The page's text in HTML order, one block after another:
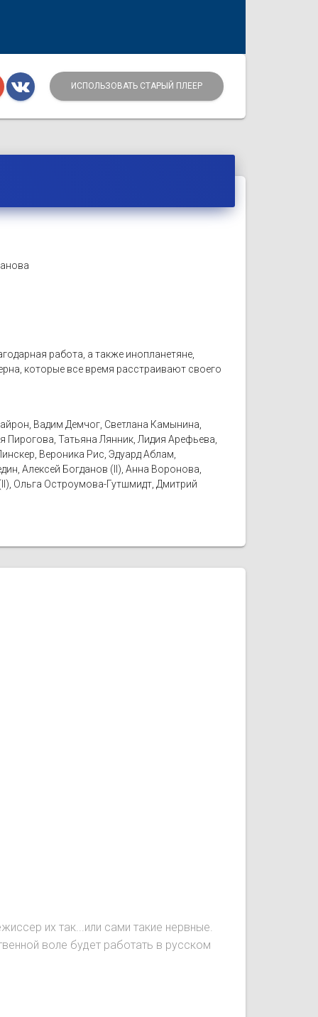
ИСПОЛЬЗОВАТЬ СТАРЫЙ ПЛЕЕР
работа, а также инопланетяне,
которые все время расстраивают своего
Вадим Демчог, Светлана Камынина,
Татьяна Лянник, Лидия Арефьева,
Вероника Рис, Эдуард Аблам,
Алексей Богданов (II), Анна Воронова,
Ольга Остроумова-Гутшмидт, Дмитрий
их так...или сами такие нервные.
воле будет работать в русском